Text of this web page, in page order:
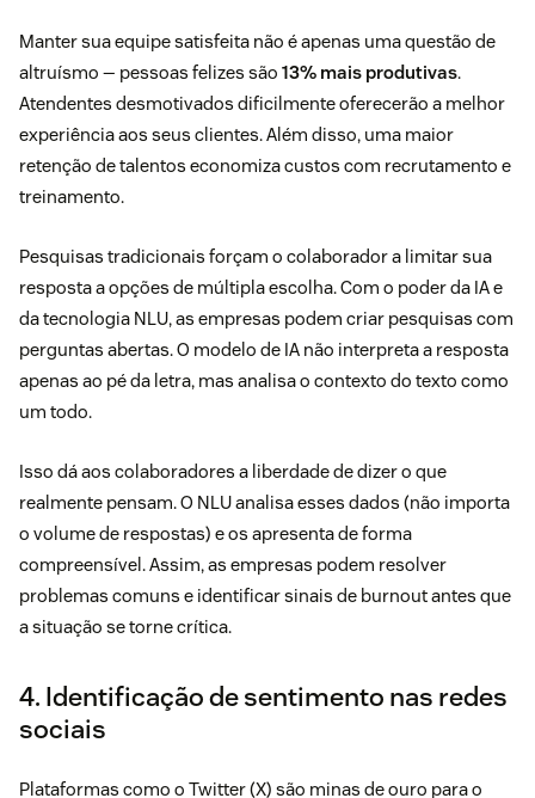
Manter sua equipe satisfeita não é apenas uma questão de
altruísmo — pessoas felizes são 13% mais produtivas.
Atendentes desmotivados dificilmente oferecerão a melhor
experiência aos seus clientes. Além disso, uma maior
retenção de talentos economiza custos com recrutamento e
treinamento.
Pesquisas tradicionais forçam o colaborador a limitar sua
resposta a opções de múltipla escolha. Com o poder da IA e
da tecnologia NLU, as empresas podem criar pesquisas com
perguntas abertas. O modelo de IA não interpreta a resposta
apenas ao pé da letra, mas analisa o contexto do texto como
um todo.
Isso dá aos colaboradores a liberdade de dizer o que
realmente pensam. O NLU analisa esses dados (não importa
o volume de respostas) e os apresenta de forma
compreensível. Assim, as empresas podem resolver
problemas comuns e identificar sinais de burnout antes que
a situação se torne crítica.
4. Identificação de sentimento nas redes
sociais
Plataformas como o Twitter (X) são minas de ouro para o